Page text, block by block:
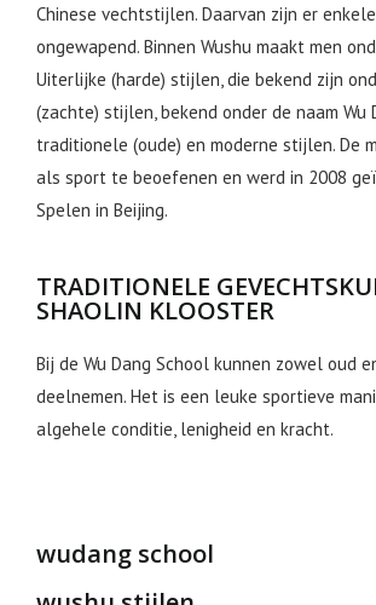
Chinese vechtstijlen. Daarvan zijn er
ongewapend. Binnen Wushu maakt men
Uiterlijke (harde) stijlen, die bekend zijn
(zachte) stijlen, bekend onder de naam Wu
traditionele (oude) en moderne stijlen. De
als sport te beoefenen en werd in 2008
Spelen in Beijing.
TRADITIONELE
SHAOLIN KLOOSTER
Bij de Wu Dang School kunnen zowel oud
deelnemen. Het is een leuke sportieve
algehele conditie, lenigheid en kracht.
wudang school